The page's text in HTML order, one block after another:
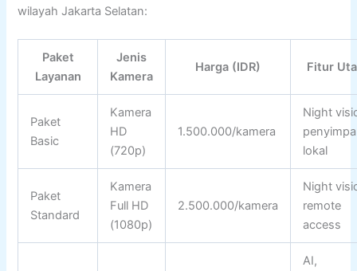
wilayah Jakarta Selatan:
Paket
Layanan
Jenis
Kamera
Harga (IDR) Fitur
Paket
Basic
Kamera
HD
(720p)
1.500.000/kamera
Night
lokal
Paket
Standard
Kamera
Full HD
(1080p)
2.500.000/kamera
Night
remote
access
AI,